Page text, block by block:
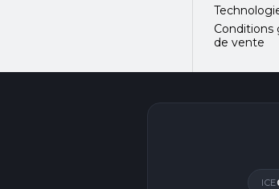
Conditions
de vente
ICE